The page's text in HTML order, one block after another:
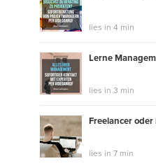
lies in 4 min
Lerne
lies in 3 min
Freelancer
lies in 7 min